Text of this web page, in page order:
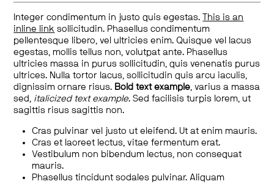
Integer condimentum in justo quis egestas.
This is an
inline link sollicitudin. Phasellus condimentum
pellentesque libero, vel ultricies enim. Quisque vel lacus
egestas, mollis tellus non, volutpat ante. Phasellus
ultricies massa in purus sollicitudin, quis venenatis purus
ultrices. Nulla tortor lacus, sollicitudin quis arcu iaculis,
dignissim ornare risus. Bold text example, varius a massa
sed, italicized text example. Sed facilisis turpis lorem, ut
sagittis risus sagittis non.
Cras pulvinar vel justo ut eleifend. Ut at enim mauris.
Cras et laoreet lectus, vitae fermentum erat.
Vestibulum non bibendum lectus, non consequat
mauris.
Phasellus tincidunt sodales pulvinar. Aliquam